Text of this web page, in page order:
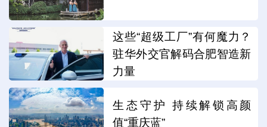
这些“超级工厂”有何魔力？
驻华外交官解码合肥智造新
力量
生态守护 持续解锁高颜
值“重庆蓝”